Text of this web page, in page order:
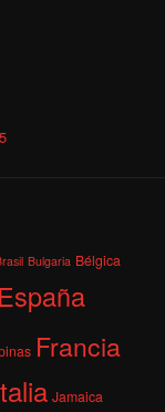
Bulgaria Bélgica
España
Francia
Jamaica